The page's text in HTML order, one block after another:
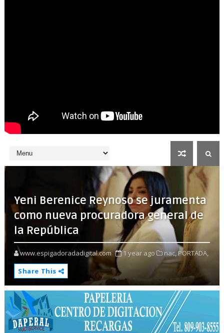
Yeni Berenice Reynoso se juramenta
como nueva procuradora general de
la República
www.espigadoradadigital.com 1 year ago nac,PORTADA,
Share This